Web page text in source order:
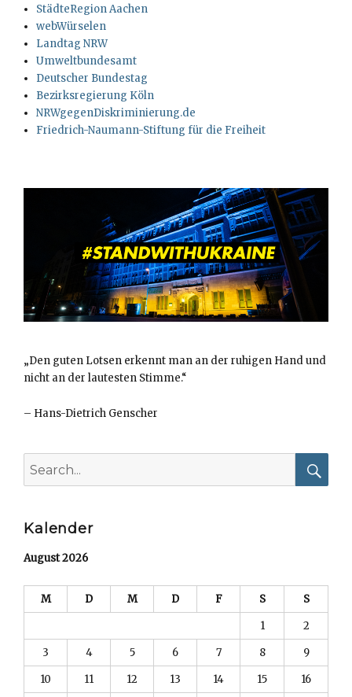
StädteRegion Aachen
webWürselen
Landtag NRW
Umweltbundesamt
Deutscher Bundestag
Bezirksregierung Köln
NRWgegenDiskriminierung.de
Friedrich-Naumann-Stiftung für die Freiheit
„Den guten Lotsen erkennt man an der ruhigen Hand und
nicht an der lautesten Stimme.“
– Hans-Dietrich Genscher
for:
Kalender
August 2026
M D M D F S
S
1
2
3
4 5 6 7 8
9
10
11 12 13 14 15 16